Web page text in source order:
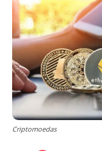
Criptomoedas